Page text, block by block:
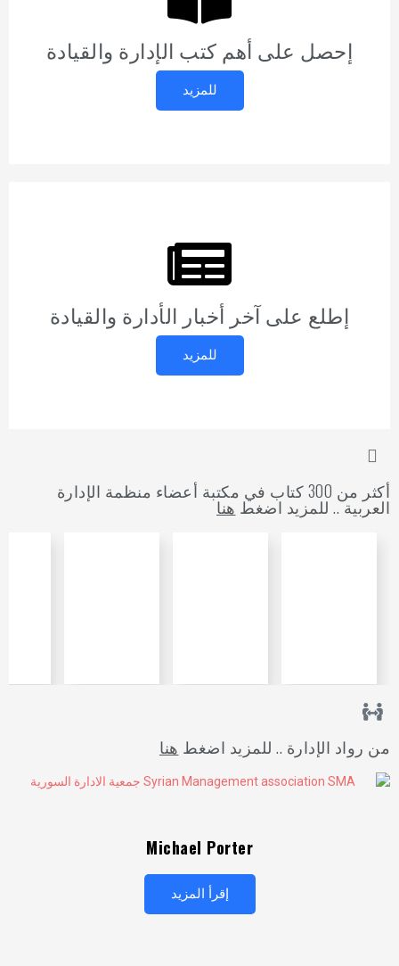
إحصل على أهم كتب الإدارة والقيادة
للمزيد
إطلع على آخر أخبار الأدارة والقيادة
للمزيد
أكثر من 300 كتاب في مكتبة أعضاء منظمة الإدارة
العربية .. للمزيد اضغط هنا
من رواد الإدارة .. للمزيد اضغط هنا
Michael Porter
إقرأ المزيد